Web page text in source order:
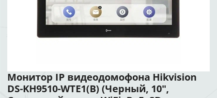
Монитор IP видеодомофона Hikvision
DS-KH9510-WTE1(B) (Черный, 10",